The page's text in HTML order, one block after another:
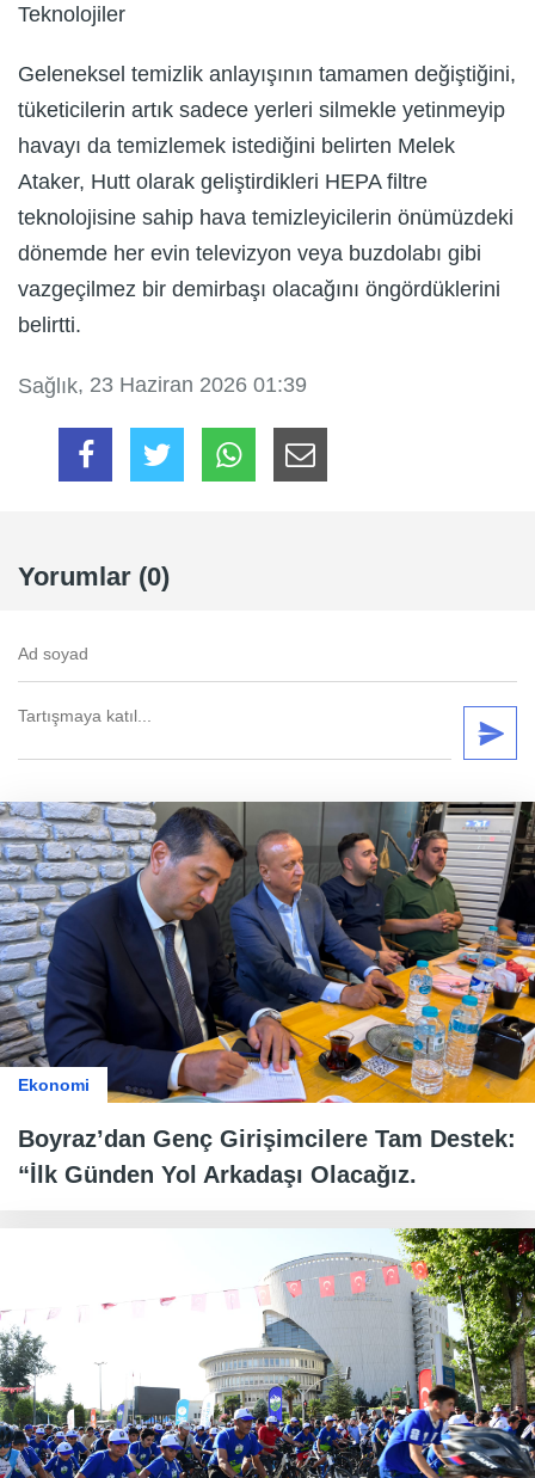
Teknolojiler
Geleneksel temizlik anlayışının tamamen değiştiğini,
tüketicilerin artık sadece yerleri silmekle yetinmeyip
havayı da temizlemek istediğini belirten Melek
Ataker, Hutt olarak geliştirdikleri HEPA filtre
teknolojisine sahip hava temizleyicilerin önümüzdeki
dönemde her evin televizyon veya buzdolabı gibi
vazgeçilmez bir demirbaşı olacağını öngördüklerini
belirtti.
Sağlık, 23 Haziran 2026 01:39
Yorumlar (0)
Ekonomi
Boyraz’dan Genç Girişimcilere Tam Destek:
“İlk Günden Yol Arkadaşı Olacağız.